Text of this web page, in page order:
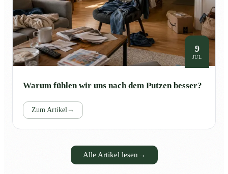
9
JUL
Warum fühlen wir uns nach dem Putzen besser?
Zum Artikel→
Alle Artikel lesen →